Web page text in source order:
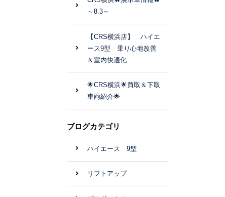
～8.3～
【CRS横浜店】 ハイエ
ース9型 乗り心地改善
＆室内快適化
🌟CRS横浜🌟買取＆下取
車両紹介🌟
ブログカテゴリ
ハイエース 9型
リフトアップ